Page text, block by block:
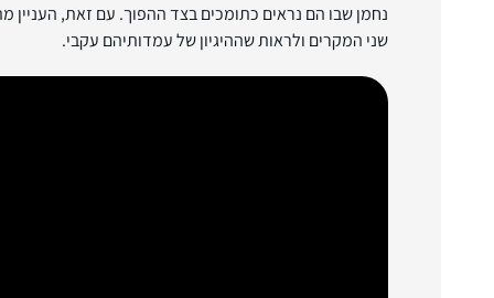
נחמן שבו הם נראים כתומכים בצד ההפוך. עם זאת, העניין
שני המקרים ולראות שההיגיון של עמדותיהם עקבי.